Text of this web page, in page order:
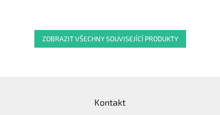
ZOBRAZIT VŠECHNY SOUVISEJÍCÍ PRODUKTY
Kontakt